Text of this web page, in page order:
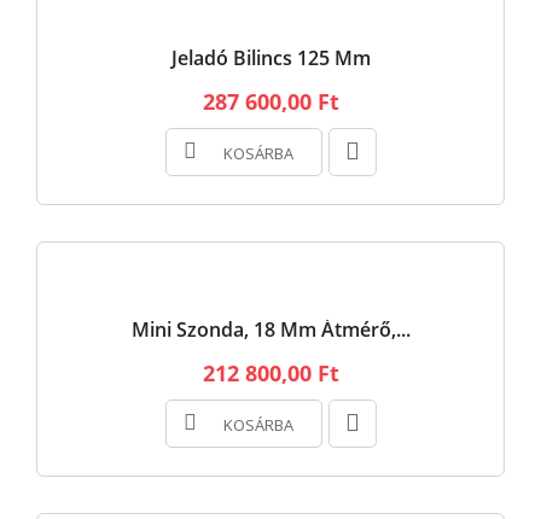
Jeladó Bilincs 125 Mm
287 600,00 Ft
KOSÁRBA
Mini Szonda, 18 Mm Átmérő,...
212 800,00 Ft
KOSÁRBA